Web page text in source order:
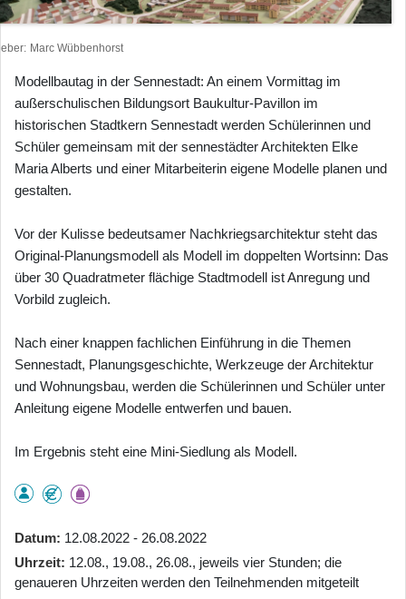
Marc Wübbenhorst
Modellbautag in der Sennestadt: An einem Vormittag im
außerschulischen Bildungsort Baukultur-Pavillon im
historischen Stadtkern Sennestadt werden Schülerinnen und
Schüler gemeinsam mit der sennestädter Architekten Elke
Maria Alberts und einer Mitarbeiterin eigene Modelle planen und
gestalten.
Vor der Kulisse bedeutsamer Nachkriegsarchitektur steht das
Original-Planungsmodell als Modell im doppelten Wortsinn: Das
über 30 Quadratmeter flächige Stadtmodell ist Anregung und
Vorbild zugleich.
Nach einer knappen fachlichen Einführung in die Themen
Sennestadt, Planungsgeschichte, Werkzeuge der Architektur
und Wohnungsbau, werden die Schülerinnen und Schüler unter
Anleitung eigene Modelle entwerfen und bauen.
Im Ergebnis steht eine Mini-Siedlung als Modell.
Datum 12.08.2022 - 26.08.2022
Uhrzeit 12.08., 19.08., 26.08., jeweils vier Stunden; die
genaueren Uhrzeiten werden den Teilnehmenden mitgeteilt